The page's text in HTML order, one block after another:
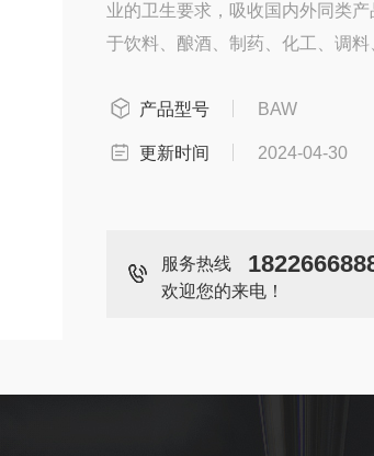
业的卫生要求，吸收国内外同类
于饮料、酿酒、制药、化工、调
的液体。
产品型号 BAW
更新时间 2024-04-30
服务热线
欢迎您的来电！